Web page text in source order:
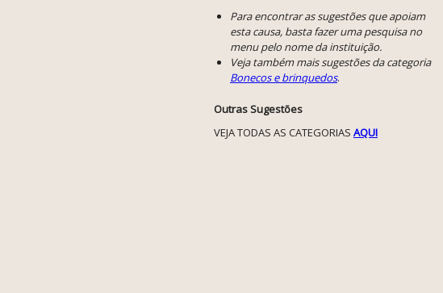
Para encontrar as sugestões que apoiam
esta causa, basta fazer uma pesquisa no
menu pelo nome da instituição.
Veja também mais sugestões da categoria
Bonecos e brinquedos.
Outras Sugestões
VEJA TODAS AS CATEGORIAS AQUI